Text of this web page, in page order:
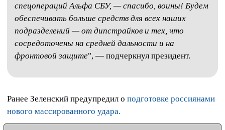
спецопераций Альфа СБУ, — спасибо, воины! Будем
обеспечивать больше средств для всех наших
подразделений — от дипстрайков и тех, что
сосредоточены на средней дальности и на
фронтовой защите", — подчеркнул президент.
Ранее Зеленский предупредил о подготовке россиянами
нового массированного удара.